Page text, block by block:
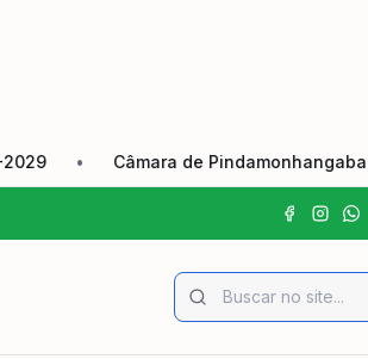
• Câmara de Pindamonhangaba